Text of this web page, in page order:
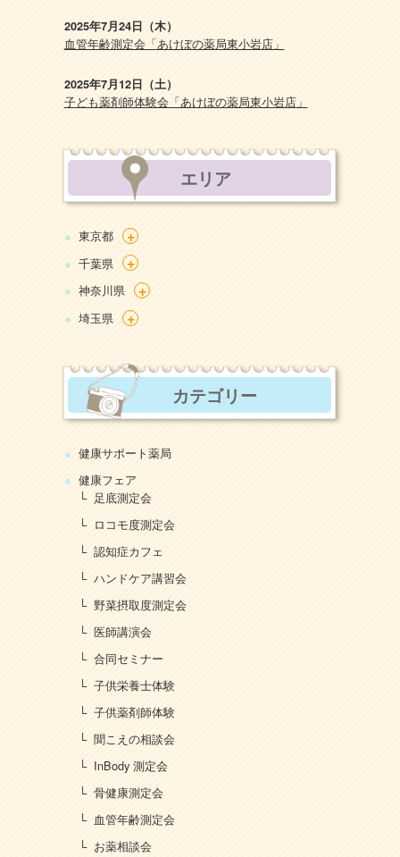
2025年7月24日（木）
血管年齢測定会「あけぼの薬局東小岩店」
2025年7月12日（土）
子ども薬剤師体験会「あけぼの薬局東小岩店」
エリア
東京都 +
千葉県 +
神奈川県 +
埼玉県 +
カテゴリー
健康サポート薬局
健康フェア
足底測定会
ロコモ度測定会
認知症カフェ
ハンドケア講習会
野菜摂取度測定会
医師講演会
合同セミナー
子供栄養士体験
子供薬剤師体験
聞こえの相談会
InBody 測定会
骨健康測定会
血管年齢測定会
お薬相談会